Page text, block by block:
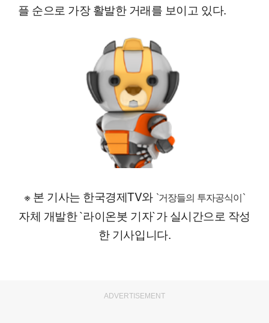
플 순으로 가장 활발한 거래를 보이고 있다.
※ 본 기사는 한국경제TV와 `거장들의 투자공식이`
자체 개발한 `라이온봇 기자`가 실시간으로 작성
한 기사입니다.
ADVERTISEMENT